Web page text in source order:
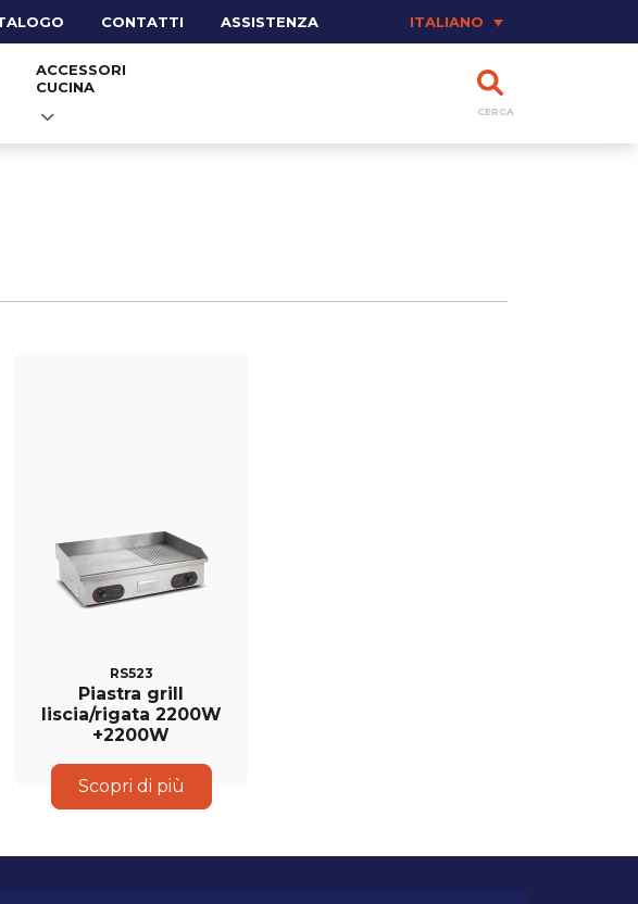
CONTATTI ASSISTENZA ITALIANO
ACCESSORI
CUCINA
CERCA
RS523
Piastra grill
liscia/rigata 2200W
+2200W
Scopri di più